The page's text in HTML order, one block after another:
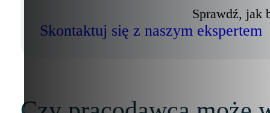
Sprawdź, jak
Skontaktuj się z naszym ekspertem